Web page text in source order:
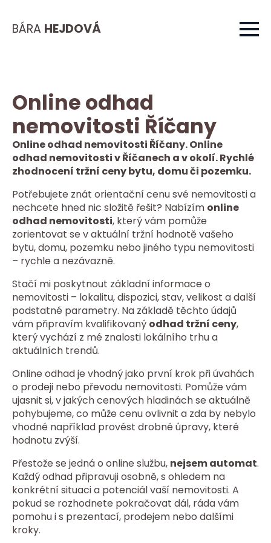
BÁRA HEJDOVÁ
Online odhad
nemovitosti Říčany
Online odhad nemovitosti Říčany. Online
odhad nemovitosti v Říčanech a v okolí. Rychlé
zhodnocení tržní ceny bytu, domu či pozemku.
Potřebujete znát orientační cenu své nemovitosti a
nechcete hned nic složitě řešit? Nabízím online
odhad nemovitosti, který vám pomůže
zorientovat se v aktuální tržní hodnotě vašeho
bytu, domu, pozemku nebo jiného typu nemovitosti
– rychle a nezávazně.
Stačí mi poskytnout základní informace o
nemovitosti – lokalitu, dispozici, stav, velikost a další
podstatné parametry. Na základě těchto údajů
vám připravím kvalifikovaný odhad tržní ceny,
který vychází z mé znalosti lokálního trhu a
aktuálních trendů.
Online odhad je vhodný jako první krok při úvahách
o prodeji nebo převodu nemovitosti. Pomůže vám
ujasnit si, v jakých cenových hladinách se aktuálně
pohybujeme, co může cenu ovlivnit a zda by nebylo
vhodné například provést drobné úpravy, které
hodnotu zvýší.
Přestože se jedná o online službu, nejsem automat.
Každý odhad připravuji osobně, s ohledem na
konkrétní situaci a potenciál vaší nemovitosti. A
pokud se rozhodnete pokračovat dál, ráda vám
pomohu i s prezentací, prodejem nebo dalšími
kroky.